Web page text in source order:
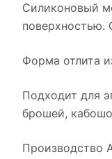
Силиконовый
поверхностью.
Форма отлита
Подходит для
брошей,
Производство